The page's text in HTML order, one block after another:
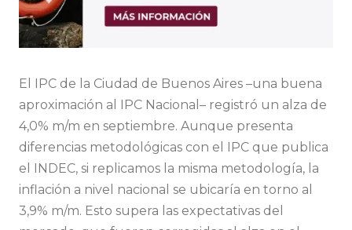
El IPC de la Ciudad de Buenos Aires –una buena
aproximación al IPC Nacional– registró un alza de
4,0% m/m en septiembre. Aunque presenta
diferencias metodológicas con el IPC que publica
el INDEC, si replicamos la misma metodología, la
inflación a nivel nacional se ubicaría en torno al
3,9% m/m. Esto supera las expectativas del